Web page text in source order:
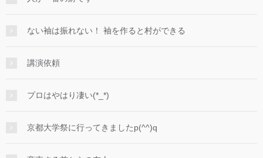
ない袖は振れない！ 袖を作ると村ができる
講演依頼
プロはやはり凄い(*_*)
京都大学祭に行ってきましたp(^^)q